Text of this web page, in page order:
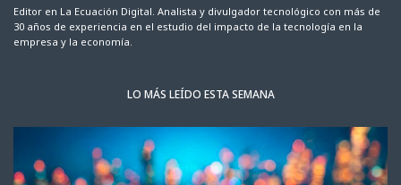
Editor en La Ecuación Digital. Analista y divulgador tecnológico con más de
30 años de experiencia en el estudio del impacto de la tecnología en la
empresa y la economía.
LO MÁS LEÍDO ESTA SEMANA